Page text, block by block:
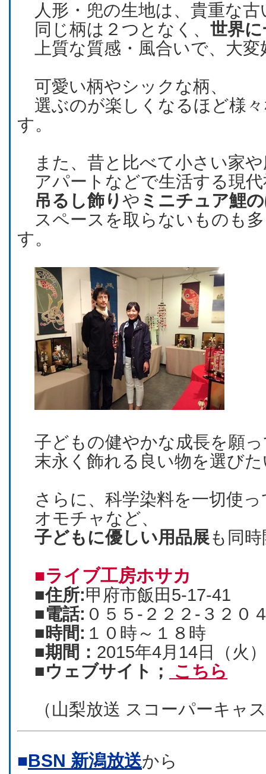
人形・兜の生地は、貴重な古
同じ柄は２つとなく、 世界
上質な質感・風合いで、大変
可愛い柄やシックな柄、
選ぶのが楽しくなるほど様
す。
また、昔と比べて小さい家
アパートなどで生活する現
吊るし飾り や ミニチュア鯉
スペースを取らないものも
す。
子どもの健やかな成長を願
末永く飾れる良い物を選び
さらに、科学染料を一切使っ
オモチャなど、
子どもに優しい用品展も同
■ライブ工房ホサカ
■住所:甲府市飯田5-17-41
■電話: ０５５‐２２２‐３２０
■時間: １０時～１８時
■期間： 2015年4月14日（火
■ウェブサイト；
こちら
（山梨放送 スコーパーキャ
■BSN 新潟放送から